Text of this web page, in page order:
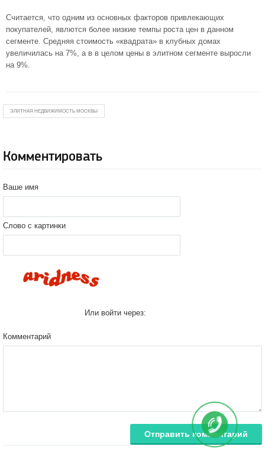
Считается, что одним из основных факторов привлекающих
покупателей, явлются более низкие темпы роста цен в данном
сегменте. Средняя стоимость «квадрата» в клубных домах
увеличилась на 7%, а в в целом цены в элитном сегменте выросли
на 9%.
ЭЛИТНАЯ НЕДВИЖИМОСТЬ МОСКВЫ
Комментировать
Ваше имя
Слово с картинки
Или войти через:
Комментарий
Отправить комментарий